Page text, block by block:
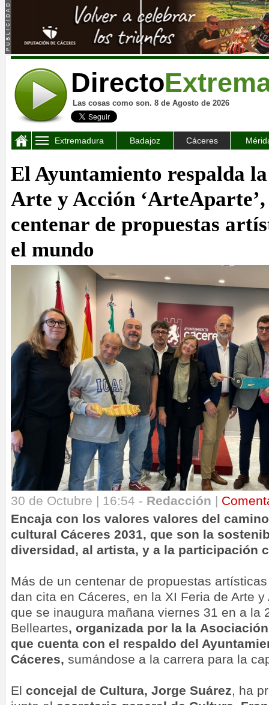
Directo
Las cosas como son. 8 de Agosto de 2026
Extremadura Badajoz Cáceres
El Ayuntamiento respalda
Arte y Acción ‘ArteAparte’,
centenar de propuestas
el mundo
30 de Octubre | 16:54 - Redacción |
Encaja con los valores valores del
cultural Cáceres 2031, que son la
diversidad, al artista, y a la participación
Más de un centenar de propuestas
dan cita en Cáceres, en la XI Feria de Arte y
que se inaugura mañana viernes 31 en a la
Belleartes, organizada por la la
que cuenta con el respaldo del
Cáceres, sumándose a la carrera para la
El concejal de Cultura, Jorge Suárez, ha